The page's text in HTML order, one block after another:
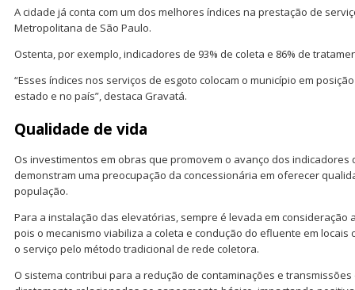
A cidade já conta com um dos melhores índices na prestação de
Metropolitana de São Paulo.
Ostenta, por exemplo, indicadores de 93% de coleta e 86% de
“Esses índices nos serviços de esgoto colocam o município em
estado e no país”, destaca Gravatá.
Qualidade de vida
Os investimentos em obras que promovem o avanço dos indicadores
demonstram uma preocupação da concessionária em oferecer
população.
Para a instalação das elevatórias, sempre é levada em consideração
pois o mecanismo viabiliza a coleta e condução do efluente em
o serviço pelo método tradicional de rede coletora.
O sistema contribui para a redução de contaminações e